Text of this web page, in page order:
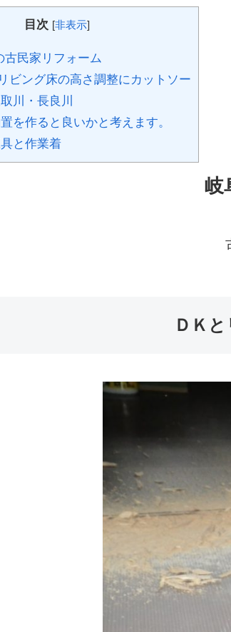
目次 [非表示]
古民家リフォーム
ビング床の高さ調整にカットソー
川・長良川
を作ると良いかと考えます。
と作業着
岐
ＤＫ